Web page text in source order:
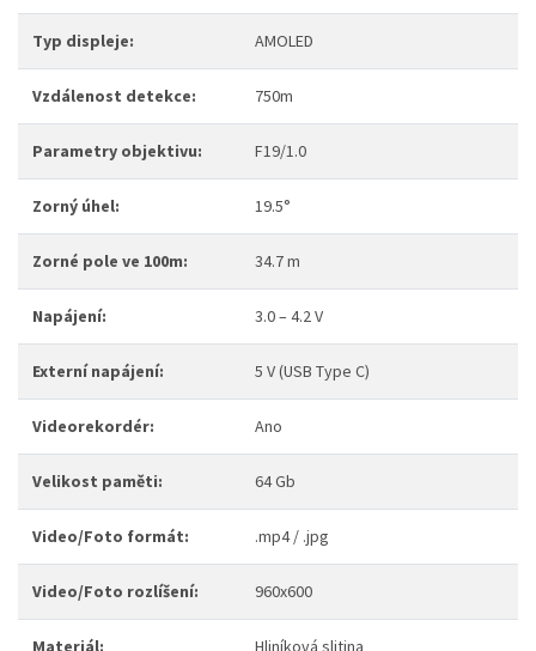
Typ displeje: AMOLED
Vzdálenost detekce: 750m
Parametry objektivu: F19/1.0
Zorný úhel: 19.5°
Zorné pole ve 100m: 34.7 m
Napájení: 3.0 – 4.2 V
Externí napájení: 5 V (USB Type C)
Videorekordér: Ano
Velikost paměti: 64 Gb
Video/Foto formát: .mp4 / .jpg
Video/Foto rozlíšení: 960х600
Materiál: Hliníková slitina